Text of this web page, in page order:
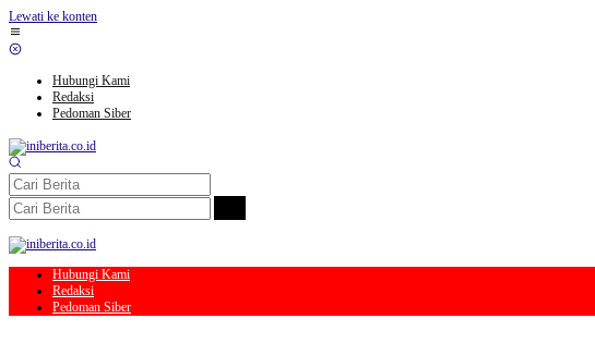
Lewati ke konten
Hubungi Kami
Redaksi
Pedoman Siber
Hubungi Kami
Redaksi
Pedoman Siber